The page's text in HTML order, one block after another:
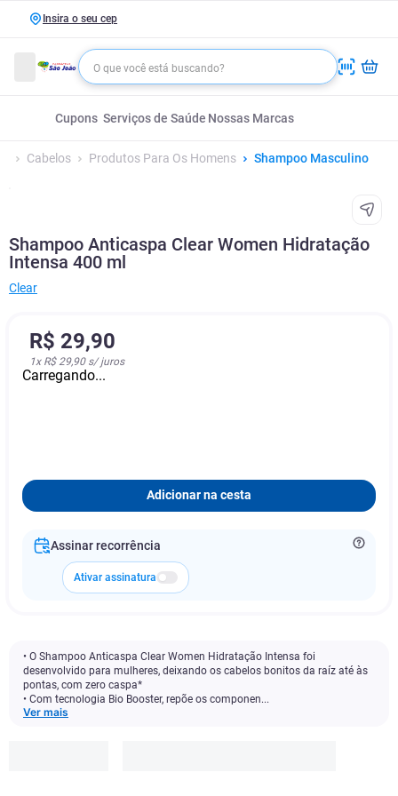
Insira o seu cep
Cupons Serviços de Saúde Nossas Marcas
Cabelos Produtos Para Os Homens Shampoo Masculino
Shampoo Anticaspa Clear Women Hidratação
Intensa 400 ml
Clear
R$ 29,90
1x R$ 29,90s/ juros
Carregando...
Adicionar na cesta
Assinar recorrência
Ativar assinatura
• O Shampoo Anticaspa Clear Women Hidratação Intensa foi
desenvolvido para mulheres, deixando os cabelos bonitos da raíz até às
pontas, com zero caspa*
• Com tecnologia Bio Booster, repõe os componen...
Ver mais